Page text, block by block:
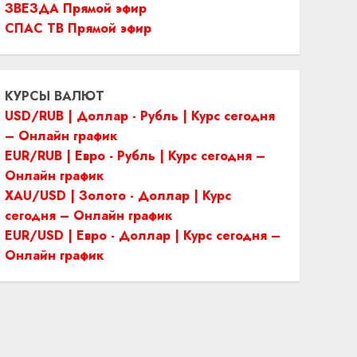
ЗВЕЗДА Прямой эфир
СПАС ТВ Прямой эфир
КУРСЫ ВАЛЮТ
USD/RUB | Доллар - Рубль | Курс сегодня
– Онлайн график
EUR/RUB | Евро - Рубль | Курс сегодня –
Онлайн график
XAU/USD | Золото - Доллар | Курс
сегодня – Онлайн график
EUR/USD | Евро - Доллар | Курс сегодня –
Онлайн график